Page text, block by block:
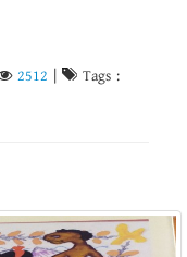
2512 | Tags :